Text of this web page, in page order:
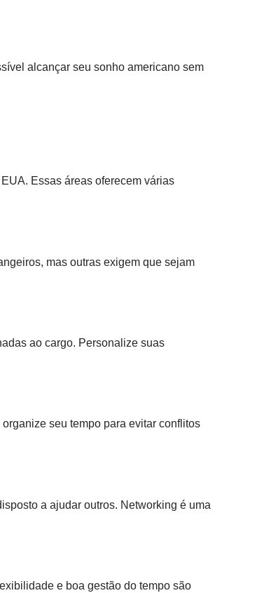
alcançar seu sonho americano sem
Essas áreas oferecem várias
mas outras exigem que sejam
ao cargo. Personalize suas
seu tempo para evitar conflitos
a ajudar outros. Networking é uma
e boa gestão do tempo são